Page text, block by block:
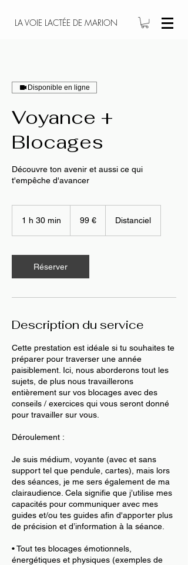
LA VOIE LACTÉE DE MARION
Disponible en ligne
Voyance +
Blocages
Découvre ton avenir et aussi ce qui
t'empêche d'avancer
1 h 30 min
m
i
99 € Distanciel
Réserver
Description du service
Cette prestation est idéale si tu souhaites te
préparer pour traverser une année
paisiblement. Ici, nous aborderons tout les
sujets, de plus nous travaillerons
entièrement sur vos blocages avec des
conseils / exercices qui vous seront donné
pour travailler sur vous.
Déroulement :
Je suis médium, voyante (avec et sans
support tel que pendule, cartes), mais lors
des séances, je me sers également de ma
clairaudience. Cela signifie que j’utilise mes
capacités pour communiquer avec mes
guides et/ou tes guides afin d'apporter plus
de précision et d’information à la séance.
• Tout tes blocages émotionnels,
énergétiques et physiques (exemples de